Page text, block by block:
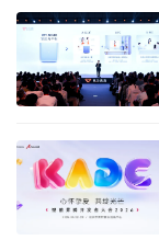
应用到实际的开
和消化所学习到
3、培训目标
（1）学员通过
可熟练地掌握